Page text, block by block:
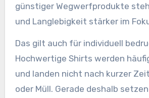
günstiger Wegwerfprodukte
und Langlebigkeit stärker im
Das gilt auch für individuell
Hochwertige Shirts werden
und landen nicht nach kurzer
oder Müll. Gerade deshalb